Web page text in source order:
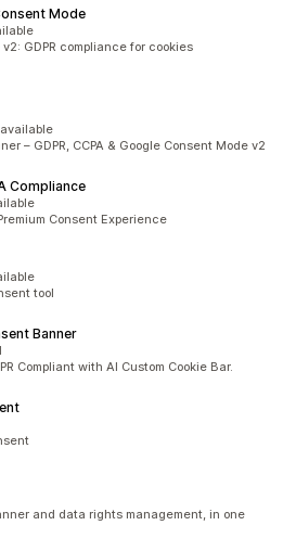
Mode
GDPR compliance for cookies
– GDPR, CCPA & Google Consent Mode v2
Compliance
Consent Experience
tool
Banner
Compliant with AI Custom Cookie Bar.
and data rights management, in one